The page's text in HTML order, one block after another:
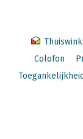
Colofon